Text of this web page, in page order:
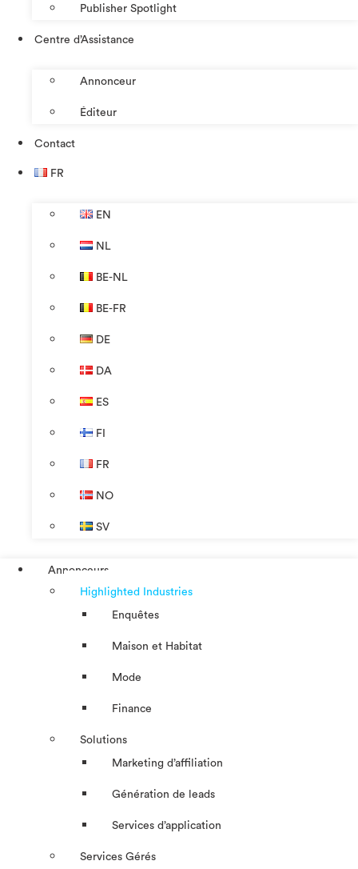
Publisher Spotlight
Centre d’Assistance
Annonceur
Éditeur
Contact
FR
EN
NL
BE-NL
BE-FR
DE
DA
ES
FI
FR
NO
SV
Annonceurs
Highlighted Industries
Enquêtes
Maison et Habitat
Mode
Finance
Solutions
Marketing d’affiliation
Génération de leads
Services d’application
Services Gérés